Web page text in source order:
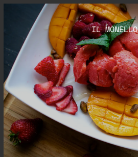
IL MONELLO